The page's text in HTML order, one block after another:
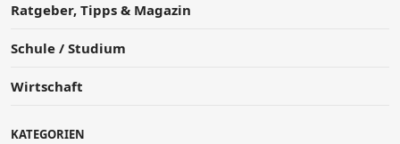
Ratgeber, Tipps & Magazin
Schule / Studium
Wirtschaft
KATEGORIEN